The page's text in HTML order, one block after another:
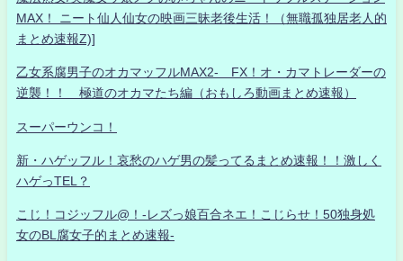
MAX！ ニート仙人仙女の映画三昧老後生活！（無職孤独居老人的
まとめ速報Z)]
乙女系腐男子のオカマッフルMAX2- FX！オ・カマトレーダーの
逆襲！！ 極道のオカマたち編（おもしろ動画まとめ速報）
スーパーウンコ！
新・ハゲッフル！哀愁のハゲ男の髪ってるまとめ速報！！激しく
ハゲっTEL？
こじ！コジッフル@！-レズっ娘百合ネエ！こじらせ！50独身処
女のBL腐女子的まとめ速報-